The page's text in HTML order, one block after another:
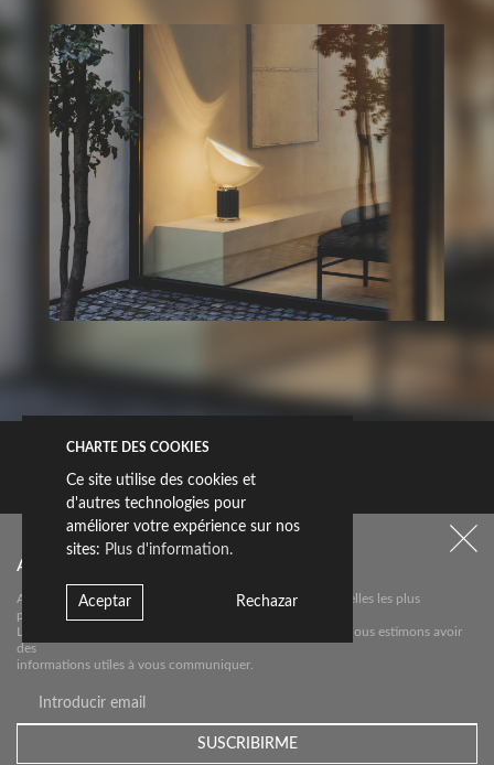
CASA S29
Abonnez-vous à notre newsletter
Abonnez-vous à notre newsletter pour connaître les nouvelles les plus
pertinentes sur
Livingceramics. Nous ne vous enverrons un e-mail que si nous estimons avoir
des
informations utiles à vous communiquer.
CHARTE DES COOKIES
Ce site utilise des cookies et
d'autres technologies pour
améliorer votre expérience sur nos
sites: Plus d'information.
Aceptar Rechazar